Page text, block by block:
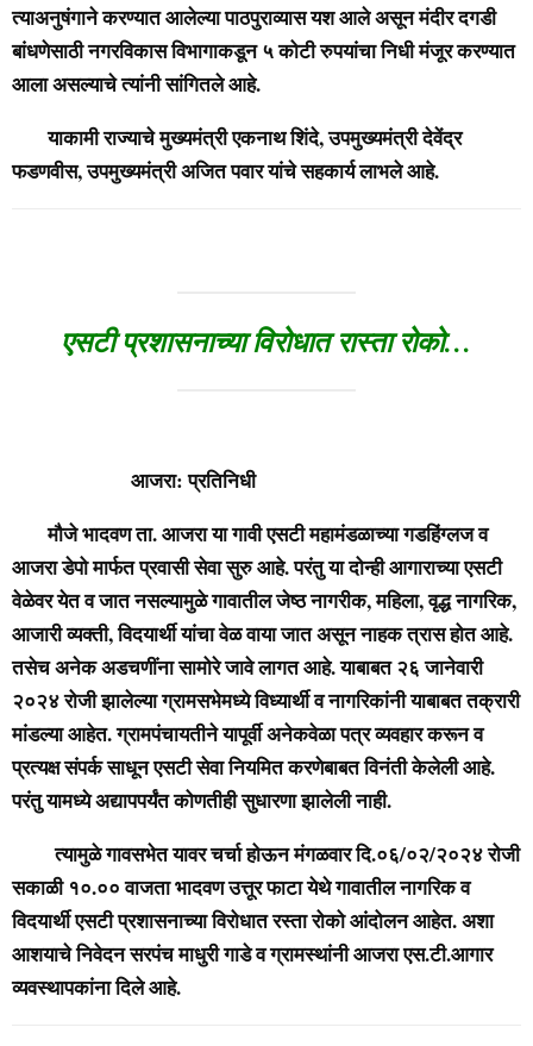
त्याअनुषंगाने करण्यात आलेल्या पाठपुराव्यास यश आले असून मंदीर दगडी
बांधणेसाठी नगरविकास विभागाकडून ५ कोटी रुपयांचा निधी मंजूर करण्यात
आला असल्याचे त्यांनी सांगितले आहे.
याकामी राज्याचे मुख्यमंत्री एकनाथ शिंदे, उपमुख्यमंत्री देवेंद्र
फडणवीस, उपमुख्यमंत्री अजित पवार यांचे सहकार्य लाभले आहे.
एसटी प्रशासनाच्या विरोधात रास्ता रोको…
आजरा: प्रतिनिधी
मौजे भादवण ता. आजरा या गावी एसटी महामंडळाच्या गडहिंग्लज व
आजरा डेपो मार्फत प्रवासी सेवा सुरु आहे. परंतु या दोन्ही आगाराच्या एसटी
वेळेवर येत व जात नसल्यामुळे गावातील जेष्ठ नागरीक, महिला, वृद्ध नागरिक,
आजारी व्यक्ती, विदयार्थी यांचा वेळ वाया जात असून नाहक त्रास होत आहे.
तसेच अनेक अडचणींना सामोरे जावे लागत आहे. याबाबत २६ जानेवारी
२०२४ रोजी झालेल्या ग्रामसभेमध्ये विध्यार्थी व नागरिकांनी याबाबत तक्रारी
मांडल्या आहेत. ग्रामपंचायतीने यापूर्वी अनेकवेळा पत्र व्यवहार करून व
प्रत्यक्ष संपर्क साधून एसटी सेवा नियमित करणेबाबत विनंती केलेली आहे.
परंतु यामध्ये अद्यापपर्यंत कोणतीही सुधारणा झालेली नाही.
त्यामुळे गावसभेत यावर चर्चा होऊन मंगळवार दि.०६/०२/२०२४ रोजी
सकाळी १०.०० वाजता भादवण उत्तूर फाटा येथे गावातील नागरिक व
विदयार्थी एसटी प्रशासनाच्या विरोधात रस्ता रोको आंदोलन आहेत. अशा
आशयाचे निवेदन सरपंच माधुरी गाडे व ग्रामस्थांनी आजरा एस.टी.आगार
व्यवस्थापकांना दिले आहे.